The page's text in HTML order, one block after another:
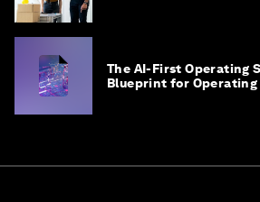
The AI-First Operating
Blueprint for Operating